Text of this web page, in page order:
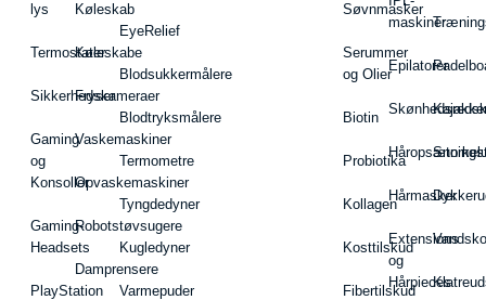
lys
Termostater
Sikkerhedskameraer
Gaming
og
Konsoller
Gaming-
Headsets
PlayStation
Køleskab
Køleskabe
Fryser
Vaskemaskiner
Opvaskemaskiner
Robotstøvsugere
Damprensere
EyeRelief
Blodsukkermålere
Blodtryksmålere
Termometre
Tyngdedyner
Kugledyner
Varmepuder
Søvnmasker
Serummer
og Olier
Biotin
Probiotika
Kollagen
Kosttilskud
Fibertilskud
maskiner
Epilatorer
Hårmasker
Extensions
og
Hårpieces
Vandsko